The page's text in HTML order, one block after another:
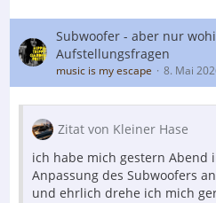
Subwoofer - aber nur
Aufstellungsfragen
music is my escape 8. Mai
Zitat von Kleiner Hase
ich habe mich gestern Abend
Anpassung des Subwoofers
und ehrlich drehe ich mich